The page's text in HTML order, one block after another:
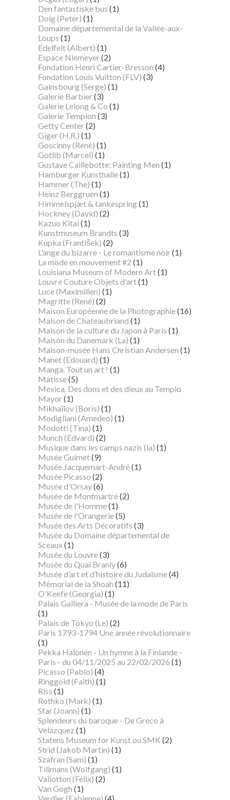
Den fantastiske bus (1)
Doig (Peter) (1)
Domaine départemental de la Vallée-aux-
Loups (1)
Edelfelt (Albert) (1)
Espace Niemeyer(2)
Fondation Henri Cartier-Bresson (4)
Fondation Louis Vuitton (FLV) (3)
Gainsbourg (Serge) (1)
Galerie Barbier(3)
Galerie Lelong & Co (1)
Galerie Templon (3)
Getty Center(2)
Giger (H.R.) (1)
Goscinny (René) (1)
Gotlib (Marcel) (1)
Gustave Caillebotte: Painting Men (1)
Hamburger Kunsthalle(1)
Hammer (The) (1)
Heinz Berggruen (1)
Himmelspjæt & tankespring(1)
Hockney (David) (2)
Kazuo Kitai (1)
Kunstmuseum Brandts (3)
Kupka (František) (2)
L'ange du bizarre - Le romantisme noir(1)
La mode en mouvement #2 (1)
Louisiana Museum of Modern Art(1)
Louvre Couture Objets d'art(1)
Luce (Maximilien) (1)
Magritte (René) (2)
Maison Européenne de la Photographie(16)
Maison de Chateaubriand (1)
Maison de la culture du Japon à Paris (1)
Maison du Danemark (La) (1)
Maison-musée Hans Christian Andersen (1)
Manet (Edouard) (1)
Manga. Tout un art ! (1)
Matisse(5)
Mexica. Des dons et des dieux au Templo
Mayor(1)
Mikhaïlov (Boris) (1)
Modigliani (Amedeo) (1)
Modotti (Tina) (1)
Munch (Edvard) (2)
Musique dans les camps nazis (la) (1)
Musée Guimet(9)
Musée Jacquemart-André(1)
Musée Picasso (2)
Musée d'Orsay(6)
Musée de Montmartre(2)
Musée de l'Homme(1)
Musée de l'Orangerie(5)
Musée des Arts Décoratifs (3)
Musée du Domaine départemental de
Sceaux(1)
Musée du Louvre(3)
Musée du Quai Branly(6)
Musée d’art et d’histoire du Judaïsme(4)
Mémorial de la Shoah (11)
O'Keefe (Georgia) (1)
Palais Galliera - Musée de la mode de Paris
(1)
Palais de Tokyo (Le) (2)
Paris 1793-1794 Une année révolutionnaire
(1)
Pekka Halonen - Un hymne à la Finlande -
Paris - du 04/11/2025 au 22/02/2026 (1)
Picasso (Pablo) (4)
Ringgold (Faith) (1)
Riss (1)
Rothko (Mark) (1)
Sfar (Joann) (1)
Splendeurs du baroque - De Greco à
Velázquez (1)
Statens Museum for Kunst ou SMK (2)
Strid (Jakob Martin) (1)
Szafran (Sam) (1)
Tillmans (Wolfgang) (1)
Vallotton (Félix) (2)
Van Gogh (1)